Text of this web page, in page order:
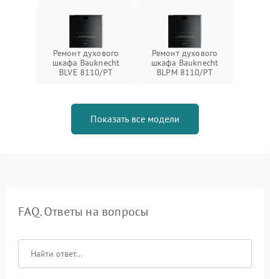
Ремонт духового
шкафа Bauknecht
BLVE 8110/PT
Ремонт духового
шкафа Bauknecht
BLPM 8110/PT
Показать все модели
FAQ. Ответы на вопросы